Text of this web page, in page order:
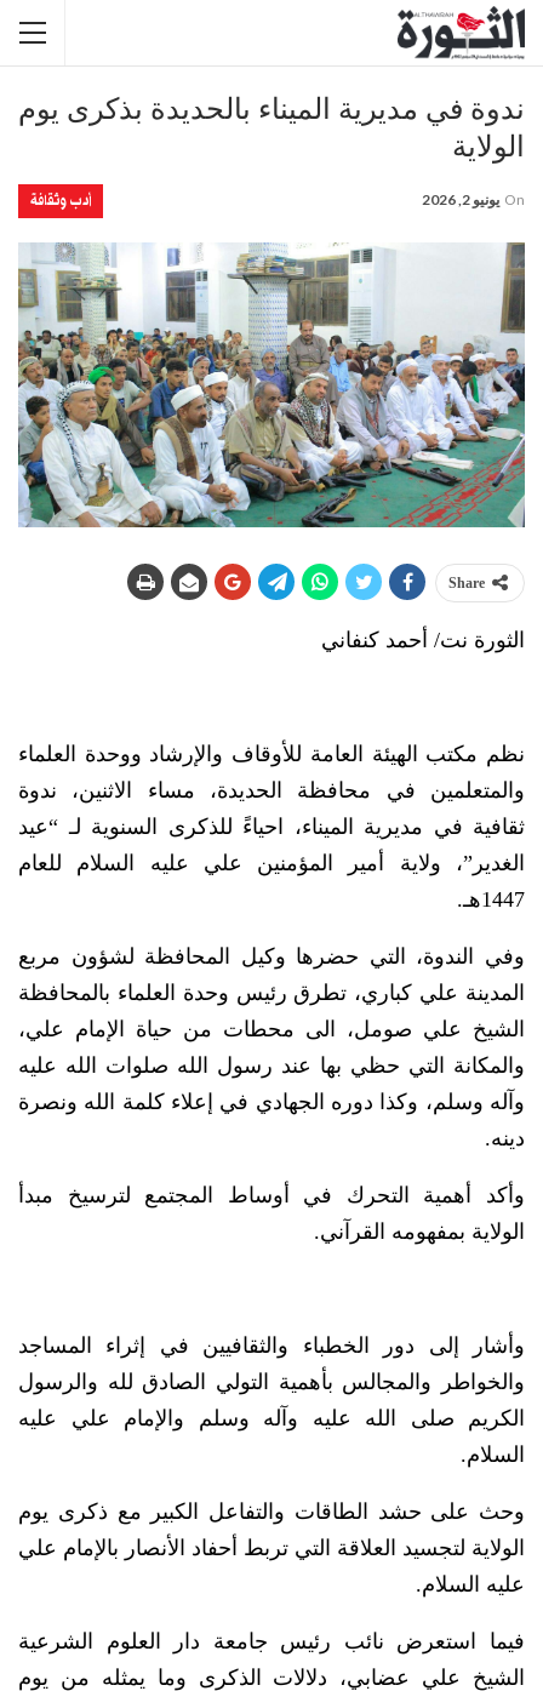
ندوة في مديرية الميناء بالحديدة بذكرى يوم
الولاية
أدب وثقافة On يونيو 2, 2026
Share
الثورة نت/ أحمد كنفاني
نظم مكتب الهيئة العامة للأوقاف والإرشاد ووحدة العلماء
والمتعلمين في محافظة الحديدة، مساء الاثنين، ندوة
ثقافية في مديرية الميناء، احياءً للذكرى السنوية لـ “عيد
الغدير”، ولاية أمير المؤمنين علي عليه السلام للعام
1447هـ.
وفي الندوة، التي حضرها وكيل المحافظة لشؤون مربع
المدينة علي كباري، تطرق رئيس وحدة العلماء بالمحافظة
الشيخ علي صومل، الى محطات من حياة الإمام علي،
والمكانة التي حظي بها عند رسول الله صلوات الله عليه
وآله وسلم، وكذا دوره الجهادي في إعلاء كلمة الله ونصرة
دينه.
وأكد أهمية التحرك في أوساط المجتمع لترسيخ مبدأ
الولاية بمفهومه القرآني.
وأشار إلى دور الخطباء والثقافيين في إثراء المساجد
والخواطر والمجالس بأهمية التولي الصادق لله والرسول
الكريم صلى الله عليه وآله وسلم والإمام علي عليه
السلام.
وحث على حشد الطاقات والتفاعل الكبير مع ذكرى يوم
الولاية لتجسيد العلاقة التي تربط أحفاد الأنصار بالإمام علي
عليه السلام.
فيما استعرض نائب رئيس جامعة دار العلوم الشرعية
الشيخ علي عضابي، دلالات الذكرى وما يمثله من يوم